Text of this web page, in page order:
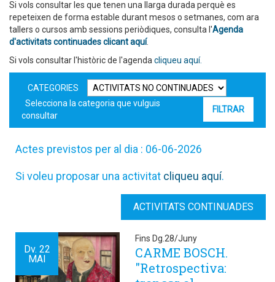
Si vols consultar les que tenen una llarga durada perquè es
repeteixen de forma estable durant mesos o setmanes, com ara
tallers o cursos amb sessions periòdiques, consulta l'Agenda
d'activitats continuades clicant aquí.
Si vols consultar l'històric de l'agenda cliqueu aquí.
CATEGORIES
Selecciona la categoria que vulguis
consultar
Actes previstos per al dia : 06-06-2026
Si voleu proposar una activitat cliqueu aquí.
ACTIVITATS CONTINUADES
Dv. 22
MAI
Fins Dg.28/Juny
CARME BOSCH.
"Retrospectiva: